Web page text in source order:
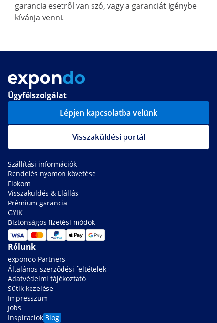
garancia esetről van szó, vagy a garanciát igénybe
kívánja venni.
Ügyfélszolgálat
Lépjen kapcsolatba velünk
Visszaküldési portál
Szállítási információk
Rendelés nyomon követése
Fiókom
Visszaküldés & Elállás
Prémium garancia
GYIK
Biztonságos fizetési módok
Rólunk
expondo Partners
Általános szerződési feltételek
Adatvédelmi tájékoztató
Sütik kezelése
Impresszum
Jobs
Inspiraciok Blog